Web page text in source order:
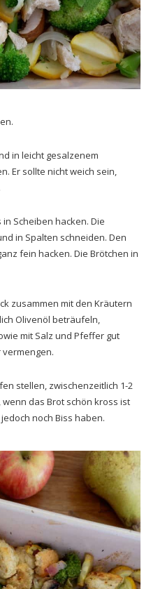
in leicht gesalzenem
Er sollte nicht weich sein,
Scheiben hacken. Die
in Spalten schneiden. Den
fein hacken. Die Brötchen in
zusammen mit den Kräutern
Olivenöl beträufeln,
mit Salz und Pfeffer gut
stellen, zwischenzeitlich 1-2
das Brot schön kross ist
noch Biss haben.